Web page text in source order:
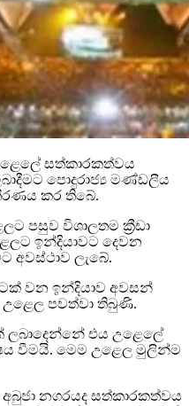
සත්කාරකත්වය
පොදුරාජ්‍ය මණ්ඩලීය
කර තිබේ.
පසුව විශාලතම ක්‍රීඩා
ඉන්දියාවට දෙවන
අවස්ථාව ලැබේ.
වන ඉන්දියාව අවසන්
උළෙල පවත්වා තිබුණි.
ලබාදෙන්නේ එය උළෙලේ
වීමයි. මෙම උළෙල මුලින්ම
නගරයද සත්කාරකත්වය